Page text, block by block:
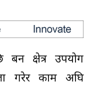
बन क्षेत्र उपयोग
गरेर काम अघि